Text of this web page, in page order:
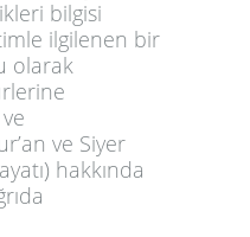
bilgisi
ilgilenen bir
olarak
ve Siyer
hakkında